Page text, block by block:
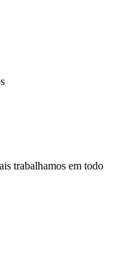
trabalhamos em todo